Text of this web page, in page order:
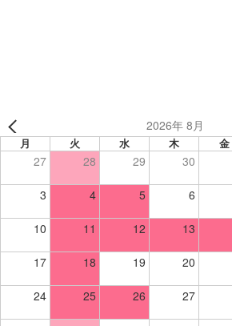
2026年 8月
月 火 水 木 金
27 28 29 30
3 4 5 6
10 11 12 13
17 18 19 20
24 25 26 27